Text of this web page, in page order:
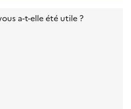
a-t-elle été utile ?